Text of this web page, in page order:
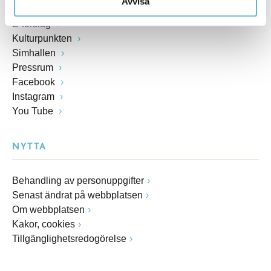
E-förslag
Kulturpunkten
Simhallen
Pressrum
Facebook
Instagram
You Tube
NYTTA
Behandling av personuppgifter
Senast ändrat på webbplatsen
Om webbplatsen
Kakor, cookies
Tillgänglighetsredogörelse